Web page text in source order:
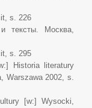
s. 226
тексты. Москва,
s. 295
Historia literatury
Warszawa 2002, s.
[w:] Wysocki,